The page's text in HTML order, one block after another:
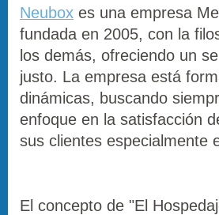
Neubox es una empresa
fundada en 2005, con la
los demás, ofreciendo un
justo. La empresa está
dinámicas, buscando
enfoque en la satisfacción
sus clientes especialmente
El concepto de "El